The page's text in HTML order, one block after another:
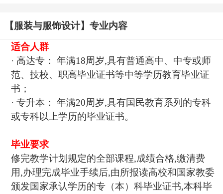
【服装与服饰设计】专业内容
适合人群
· 高达专： 年满18周岁,具有普通高中、中专或师
范、技校、职高毕业证书等中等学历教育毕业证
书；
· 专升本： 年满20周岁,具有国民教育系列的专科
或专科以上学历的毕业证书。
毕业要求
修完教学计划规定的全部课程,成绩合格,缴清费
用,办理完成毕业手续后,由所报读高校和国家教委
颁发国家承认学历的专（本）科毕业证书,本科毕